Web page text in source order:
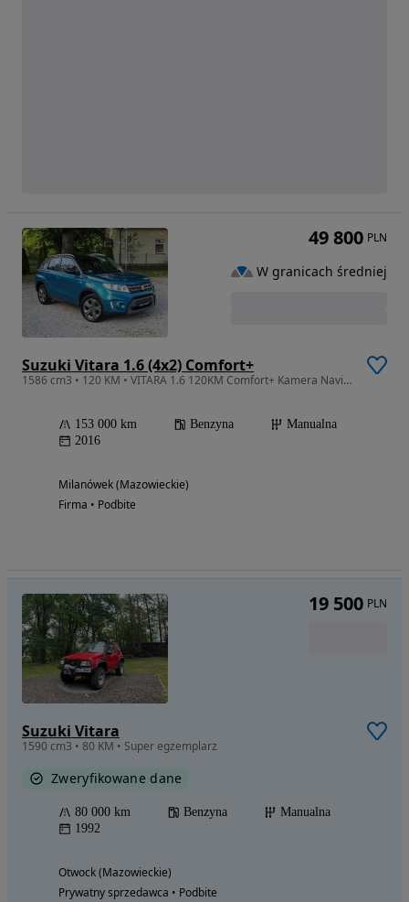
Suzuki Vitara 1.6 (4x2) Comfort+
1586 cm3 • 120 KM • VITARA 1.6 120KM Comfort+ Kamera Navi Gwarancja
153 000 km Benzyna
Manualna
2016
Milanówek (Mazowieckie)
Firma • Podbite
49 800 PLN
W granicach średniej
Suzuki Vitara
1590 cm3 • 80 KM • Super egzemplarz
Zweryfikowane dane
80 000 km Benzyna
Manualna
1992
Otwock (Mazowieckie)
Prywatny sprzedawca • Podbite
19 500 PLN